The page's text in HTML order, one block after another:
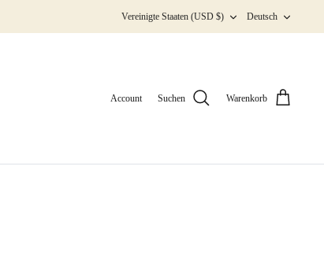
Währung
Vereinigte Staaten (USD $) Deutsch
Account Suchen Warenkorb